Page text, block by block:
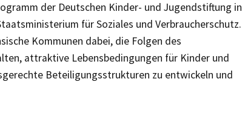
der Deutschen Kinder- und Jugendstiftung in
für Soziales und Verbraucherschutz.
Kommunen dabei, die Folgen des
attraktive Lebensbedingungen für Kinder und
Beteiligungsstrukturen zu entwickeln und